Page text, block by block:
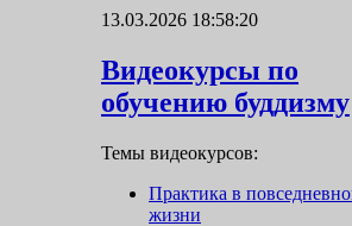
13.03.2026 18:58:20
Видеокурсы по
обучению буддизму
Темы видеокурсов:
Практика в
жизни